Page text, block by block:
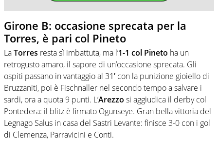
Girone B: occasione sprecata per la
Torres, è pari col Pineto
LaTorres resta sì imbattuta, ma l’1-1 col Pineto ha un
retrogusto amaro, il sapore di un’occasione sprecata. Gli
ospiti passano in vantaggio al 31′ con la punizione gioiello di
Bruzzaniti, poi è Fischnaller nel secondo tempo a salvare i
sardi, ora a quota 9 punti. L’Arezzo si aggiudica il derby col
Pontedera: il blitz è firmato Ogunseye. Gran bella vittoria del
Legnago Salus in casa del Sastri Levante: finisce 3-0 con i gol
di Clemenza, Parravicini e Conti.